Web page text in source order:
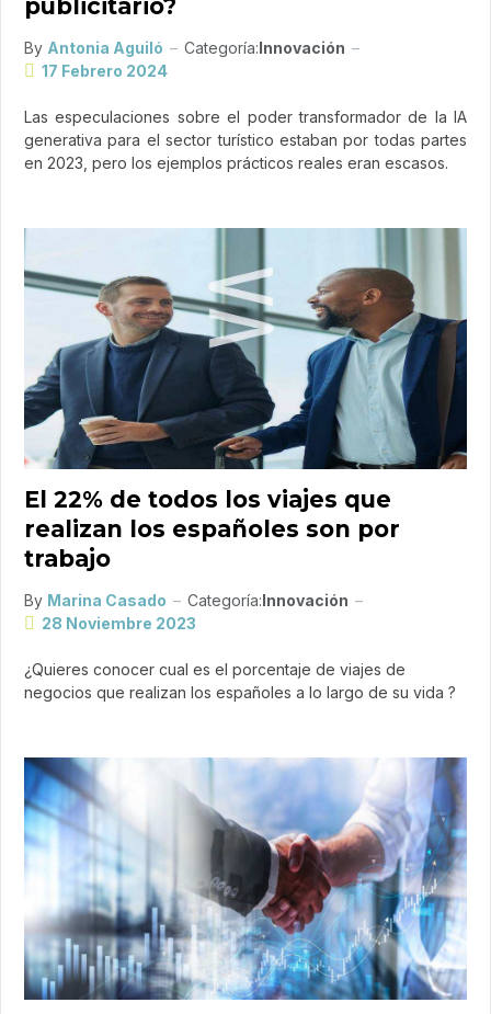
publicitario?
By Antonia Aguiló Categoría:Innovación
17 Febrero 2024
Las especulaciones sobre el poder transformador de la IA
generativa para el sector turístico estaban por todas partes
en 2023, pero los ejemplos prácticos reales eran escasos.
El 22% de todos los viajes que
realizan los españoles son por
trabajo
By Marina Casado Categoría:Innovación
28 Noviembre 2023
¿Quieres conocer cual es el porcentaje de viajes de
negocios que realizan los españoles a lo largo de su vida ?